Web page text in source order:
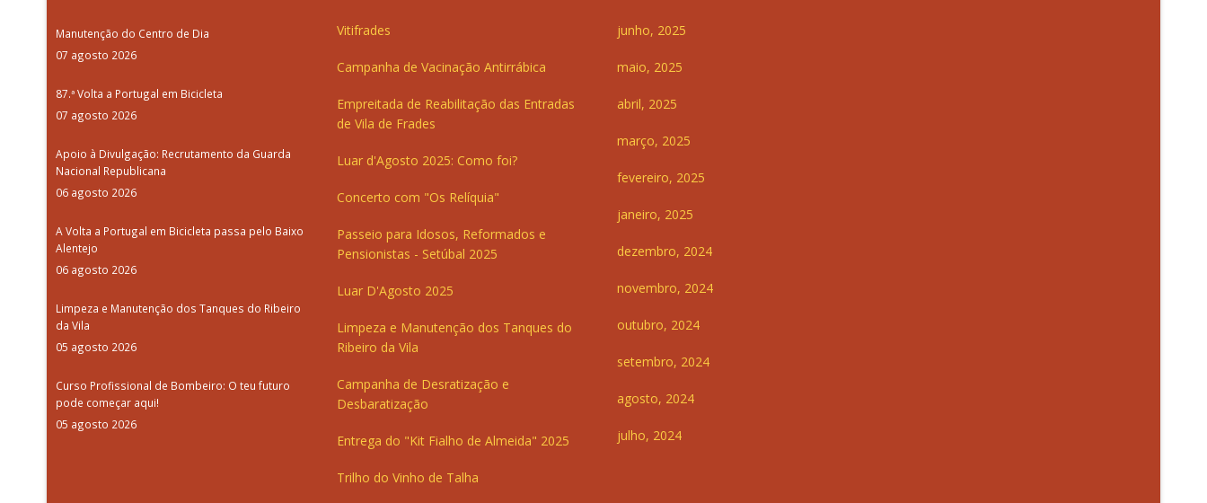
Manutenção do Centro de Dia
07 agosto 2026
87.ª Volta a Portugal em Bicicleta
07 agosto 2026
Apoio à Divulgação: Recrutamento da Guarda
Nacional Republicana
06 agosto 2026
A Volta a Portugal em Bicicleta passa pelo Baixo
Alentejo
06 agosto 2026
Limpeza e Manutenção dos Tanques do Ribeiro
da Vila
05 agosto 2026
Curso Profissional de Bombeiro: O teu futuro
pode começar aqui!
05 agosto 2026
Vitifrades
Campanha de Vacinação Antirrábica
Empreitada de Reabilitação das Entradas
de Vila de Frades
Luar d'Agosto 2025: Como foi?
Concerto com "Os Relíquia"
Passeio para Idosos, Reformados e
Pensionistas - Setúbal 2025
Luar D'Agosto 2025
Limpeza e Manutenção dos Tanques do
Ribeiro da Vila
Campanha de Desratização e
Desbaratização
Entrega do "Kit Fialho de Almeida" 2025
Trilho do Vinho de Talha
junho, 2025
maio, 2025
abril, 2025
março, 2025
fevereiro, 2025
janeiro, 2025
dezembro, 2024
novembro, 2024
outubro, 2024
setembro, 2024
agosto, 2024
julho, 2024